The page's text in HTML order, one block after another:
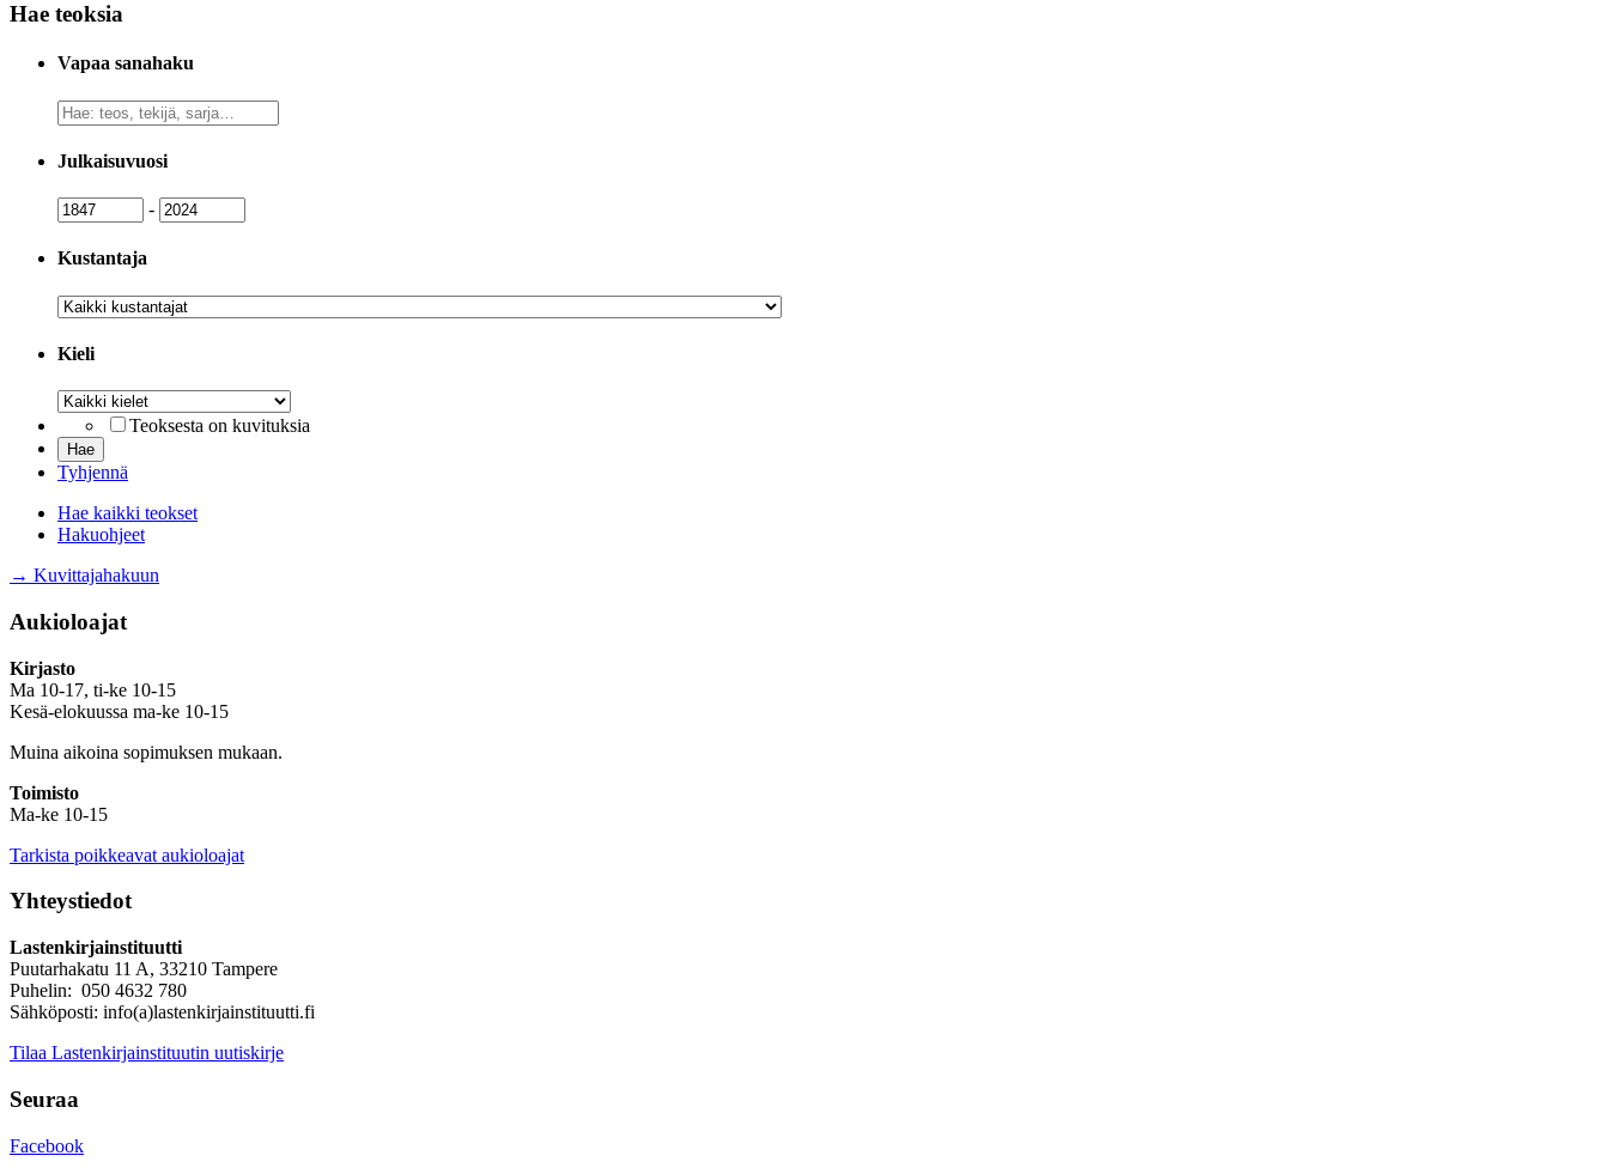
Hae teoksia
Vapaa sanahaku
Vapaa
sanahaku
Julkaisuvuosi
Julkaisuvuosi
- Julkaisuvuosi
Kustantaja
Kustantaja
Kieli
Kieli
Teoksesta on kuvituksia
Tyhjennä
Hae kaikki teokset
Hakuohjeet
→ Kuvittajahakuun
Aukioloajat
Kirjasto
Ma 10-17, ti-ke 10-15
Kesä-elokuussa ma-ke 10-15
Muina aikoina sopimuksen mukaan.
Toimisto
Ma-ke 10-15
Tarkista poikkeavat aukioloajat
Yhteystiedot
Lastenkirjainstituutti
Puutarhakatu 11 A, 33210 Tampere
Puhelin: 050 4632 780
Sähköposti: info(a)lastenkirjainstituutti.fi
Tilaa Lastenkirjainstituutin uutiskirje
Seuraa
Facebook